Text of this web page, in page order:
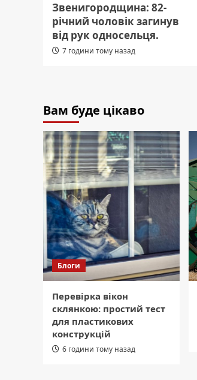
Звенигородщина: 82-
річний чоловік загинув
від рук односельця.
7 години тому назад
Вам буде цікаво
Блоги
Перевірка вікон
склянкою: простий тест
для пластикових
конструкцій
6 години тому назад